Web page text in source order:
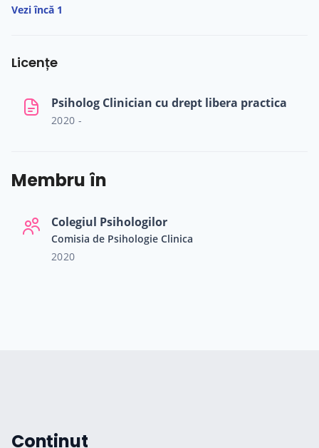
Vezi încă 1
Licențe
Psiholog Clinician cu drept libera practica
2020 -
Membru în
Colegiul Psihologilor
Comisia de Psihologie Clinica
2020
Conținut